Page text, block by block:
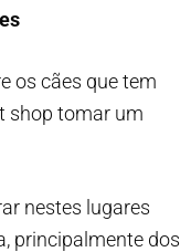
os cães que tem
shop tomar um
nestes lugares
principalmente dos